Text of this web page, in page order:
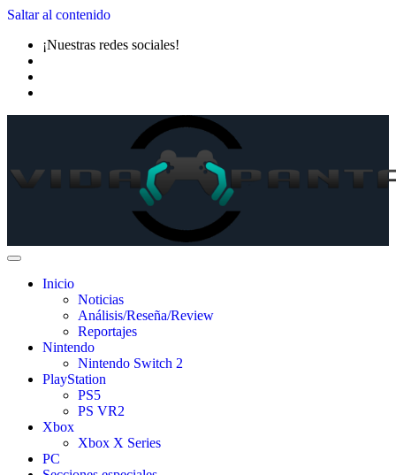
Saltar al contenido
¡Nuestras redes sociales!
Inicio
Noticias
Análisis/Reseña/Review
Reportajes
Nintendo
Nintendo Switch 2
PlayStation
PS5
PS VR2
Xbox
Xbox X Series
PC